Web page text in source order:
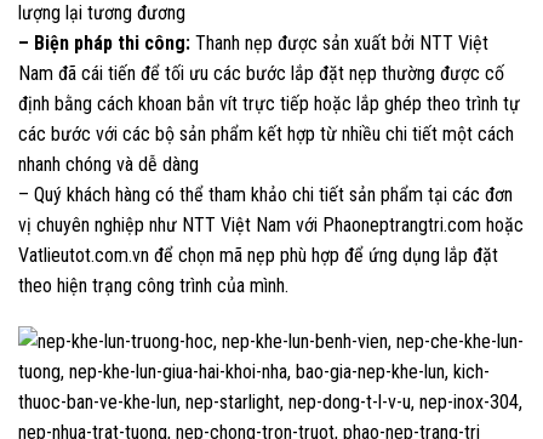
lượng lại tương đương
– Biện pháp thi công: Thanh nẹp được sản xuất bởi NTT Việt
Nam đã cái tiến để tối ưu các bước lắp đặt nẹp thường được cố
định bằng cách khoan bắn vít trực tiếp hoặc lắp ghép theo trình tự
các bước với các bộ sản phẩm kết hợp từ nhiều chi tiết một cách
nhanh chóng và dễ dàng
– Quý khách hàng có thể tham khảo chi tiết sản phẩm tại các đơn
vị chuyên nghiệp như NTT Việt Nam với Phaoneptrangtri.com hoặc
Vatlieutot.com.vn để chọn mã nẹp phù hợp để ứng dụng lắp đặt
theo hiện trạng công trình của mình.